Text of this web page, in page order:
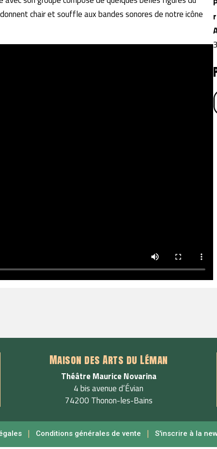
chair et souffle aux bandes sonores de notre icône
Maison des Arts du Léman
Théâtre Maurice Novarina
4 bis avenue d’Évian
74200 Thonon-les-Bains
| Conditions générales de vente | S'inscrire à la